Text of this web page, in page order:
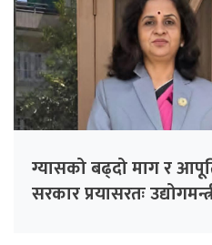
ग्यासको बढ्दो माग र
सरकार प्रयासरतः